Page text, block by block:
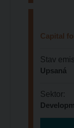
Capital
Stav
Upsaná
Sektor: